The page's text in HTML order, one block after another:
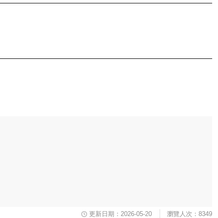
更新日期：2026-05-20 瀏覽人次：8349